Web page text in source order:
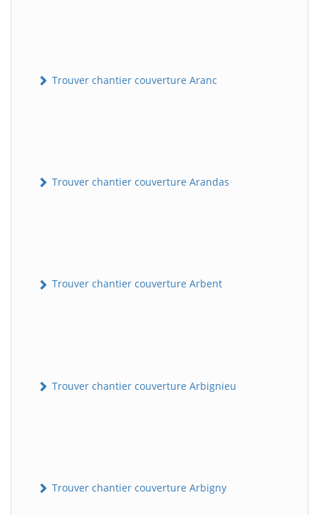
Trouver chantier couverture Aranc
Trouver chantier couverture Arandas
Trouver chantier couverture Arbent
Trouver chantier couverture Arbignieu
Trouver chantier couverture Arbigny